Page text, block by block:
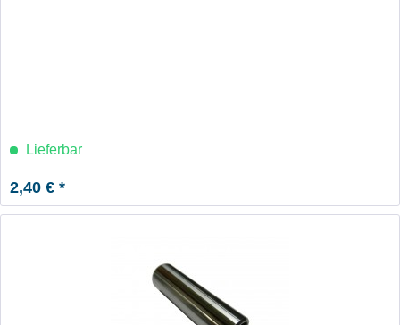
Lieferbar
2,40 € *